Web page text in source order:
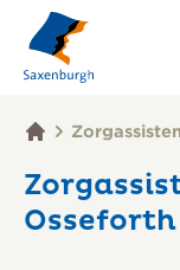
Osseforth